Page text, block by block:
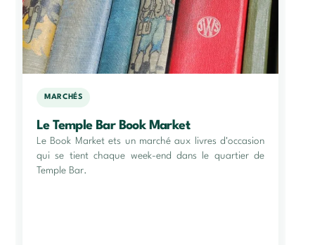
MARCHÉS
Le Temple Bar Book Market
Le Book Market ets un marché aux livres d'occasion
qui se tient chaque week-end dans le quartier de
Temple Bar.